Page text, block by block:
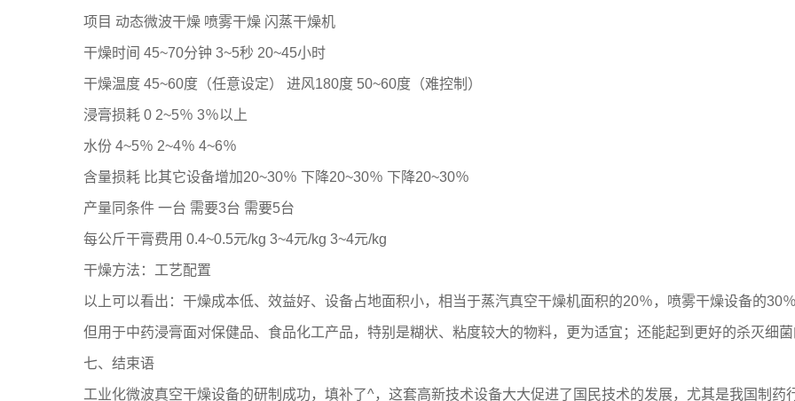
项目 动态微波干燥 喷雾干燥 闪蒸干燥机
干燥时间 45~70分钟 3~5秒 20~45小时
干燥温度 45~60度（任意设定） 进风180度 50~60度（难控制）
浸膏损耗 0 2~5％ 3％以上
水份 4~5％ 2~4％ 4~6％
含量损耗 比其它设备增加20~30％ 下降20~30％ 下降20~30％
产量同条件 一台 需要3台 需要5台
每公斤干膏费用 0.4~0.5元/kg 3~4元/kg 3~4元/kg
干燥方法：工艺配置
以上可以看出：干燥成本低、效益好、设备占地面积小，相当于蒸汽真空干燥机面积的20％，喷雾干燥设备的30
但用于中药浸膏面对保健品、食品化工产品，特别是糊状、粘度较大的物料，更为适宜；还能起到更好的杀灭细菌
七、结束语
工业化微波真空干燥设备的研制成功，填补了^，这套高新技术设备大大促进了国民技术的发展，尤其是我国制